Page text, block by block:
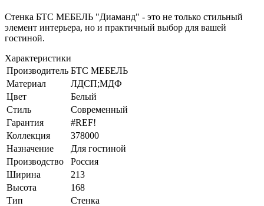
Стенка БТС МЕБЕЛЬ "Диаманд" - это не только стильный
элемент интерьера, но и практичный выбор для вашей
гостиной.
Характеристики
Производитель БТС МЕБЕЛЬ
Материал
ЛДСП;МДФ
Цвет
Белый
Стиль
Современный
Гарантия
#REF!
Коллекция
378000
Назначение
Для гостиной
Производство
Россия
Ширина
213
Высота
168
Тип
Стенка